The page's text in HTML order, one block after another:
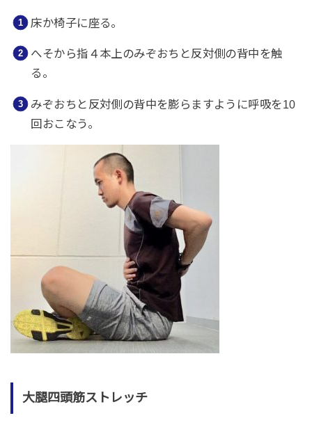
床か椅子に座る。
へそから指４本上のみぞおちと反対側の背中を触
る。
みぞおちと反対側の背中を膨らますように呼吸を10
回おこなう。
大腿四頭筋ストレッチ